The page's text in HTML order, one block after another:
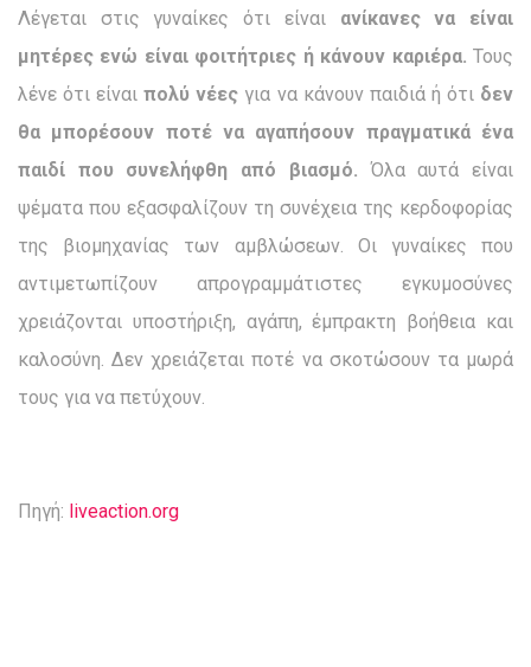
Λέγεται στις γυναίκες ότι είναι ανίκανες να είναι
μητέρες ενώ είναι φοιτήτριες ή κάνουν καριέρα. Τους
λένε ότι είναιπολύ νέες για να κάνουν παιδιά ή ότι δεν
θα μπορέσουν ποτέ να αγαπήσουν πραγματικά ένα
παιδί που συνελήφθη από βιασμό.Όλα αυτά είναι
ψέματα που εξασφαλίζουν τη συνέχεια της κερδοφορίας
της βιομηχανίας των αμβλώσεων. Οι γυναίκες που
αντιμετωπίζουν απρογραμμάτιστες εγκυμοσύνες
χρειάζονται υποστήριξη, αγάπη, έμπρακτη βοήθεια και
καλοσύνη. Δεν χρειάζεται ποτέ να σκοτώσουν τα μωρά
τους για να πετύχουν.
Πηγή: liveaction.org